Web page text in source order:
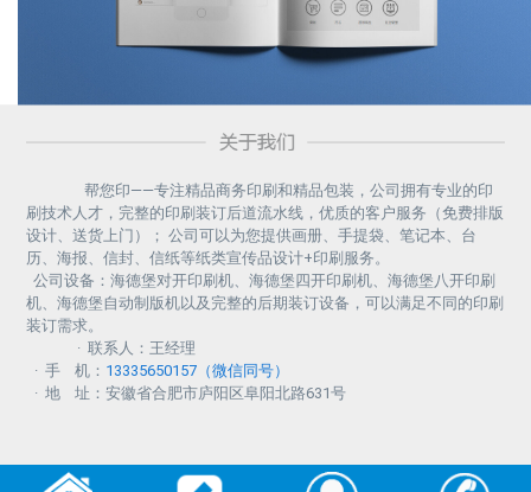
帮您印——专注精品商务印刷和精品包装，公司拥有专业的印
刷技术人才，完整的印刷装订后道流水线，优质的客户服务（免费排版
设计、送货上门）； 公司可以为您提供画册、手提袋、笔记本、台
历、海报、信封、信纸等纸类宣传品设计+印刷服务。
公司设备：海德堡对开印刷机、海德堡四开印刷机、海德堡八开印刷
机、海德堡自动制版机以及完整的后期装订设备，可以满足不同的印刷
装订需求。
· 联系人：王经理
· 手 机： 13335650157（微信同号）
· 地 址：安徽省合肥市庐阳区阜阳北路631号